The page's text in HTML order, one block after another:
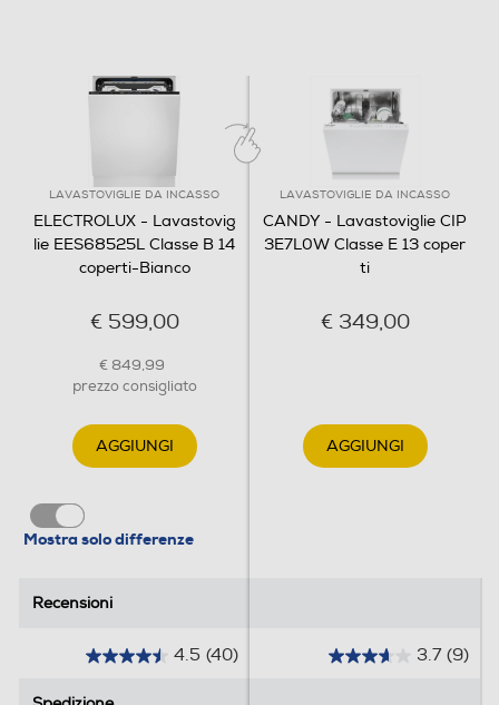
Sensore torbidità acqua
Spia esaurimento sale
Spia brillantante
Altre funzioni
Acqua stop
LAVASTOVIGLIE DA INCASSO
ELECTROLUX - Lavastovig
lie EES68525L Classe B 14
coperti-Bianco
€ 599,00
€ 849,99
prezzo consigliato
AGGIUNGI
Mostra solo differenze
LAVASTOVIGLIE DA INCASSO
CANDY - Lavastoviglie CIP
3E7L0W Classe E 13 coper
ti
€ 349,00
AGGIUNGI
Recensioni
4.5 (40) 3.7 (9)